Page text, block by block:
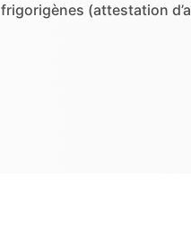
frigorigènes (attestation